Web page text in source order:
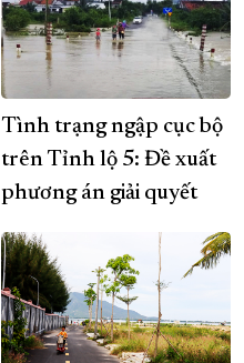
Tình trạng ngập cục bộ
trên Tỉnh lộ 5: Đề xuất
phương án giải quyết